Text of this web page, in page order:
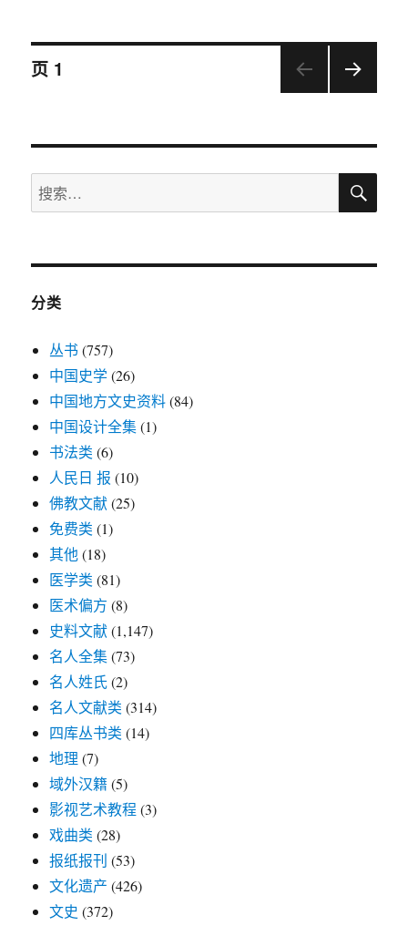
文
导
航
页 1
搜
索：
搜
分类
丛书 (757)
中国史学(26)
中国地方文史资料(84)
中国设计全集(1)
书法类 (6)
人民日 报 (10)
佛教文献(25)
免费类 (1)
其他(18)
医学类 (81)
医术偏方 (8)
史料文献(1,147)
名人全集(73)
名人姓氏(2)
名人文献类 (314)
四库丛书类 (14)
地理 (7)
域外汉籍 (5)
影视艺术教程 (3)
戏曲类 (28)
报纸报刊 (53)
文化遗产 (426)
文史 (372)